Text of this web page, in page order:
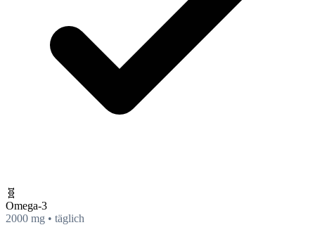
🧬
Omega-3
2000 mg • täglich